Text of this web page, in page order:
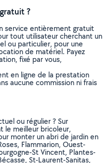
?
service entièrement gratuit
tout utilisateur cherchant un
ou particulier, pour une
de matériel. Payez
fixé par vous,
en ligne de la prestation
aucune commission ni frais
ou régulier ? Sur
le meilleur bricoleur,
monter un abri de jardin en
Flammarion, Ouest-
St Vincent, Plantes-
St-Laurent-Sanitas,